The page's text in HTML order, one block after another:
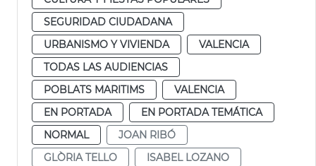
SEGURIDAD CIUDADANA
URBANISMO Y VIVIENDA
VALENCIA
TODAS LAS AUDIENCIAS
POBLATS MARITIMS
VALENCIA
EN PORTADA
EN PORTADA TEMÁTICA
NORMAL
JOAN RIBÓ
GLÒRIA TELLO
ISABEL LOZANO